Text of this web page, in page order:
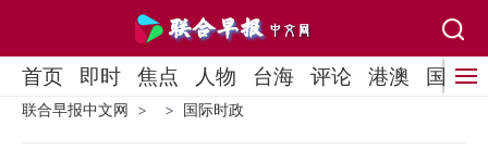
首页 即时 焦点 人物 台海 评论 港澳 国际
联合早报中文网 国际时政